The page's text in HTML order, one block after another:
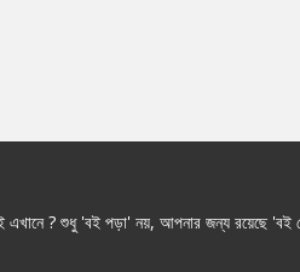
এখানে ? শুধু 'বই পড়া' নয়, আপনার জন্য রয়েছে